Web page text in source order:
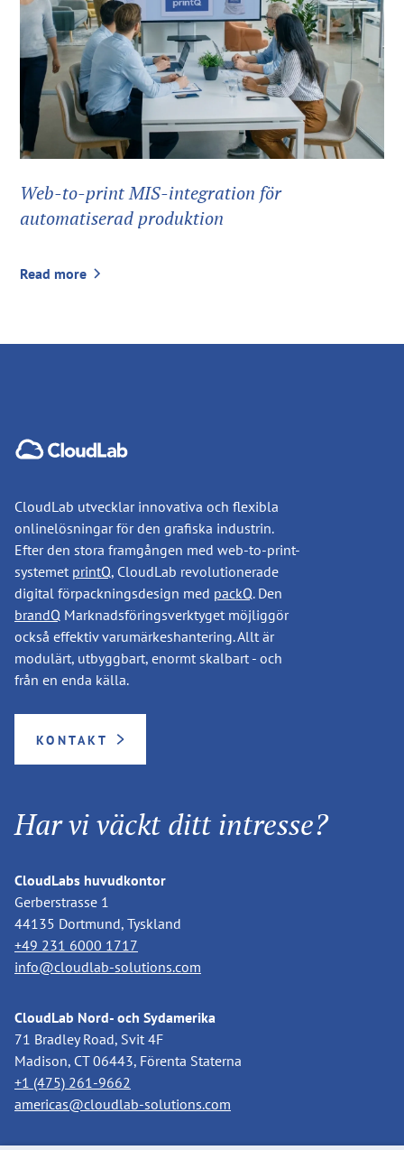
Web-to-print MIS-integration för
automatiserad produktion
Read more
CloudLab utvecklar innovativa och flexibla
onlinelösningar för den grafiska industrin.
Efter den stora framgången med web-to-print-
systemet printQ, CloudLab revolutionerade
digital förpackningsdesign med packQ. Den
brandQ Marknadsföringsverktyget möjliggör
också effektiv varumärkeshantering. Allt är
modulärt, utbyggbart, enormt skalbart - och
från en enda källa.
KONTAKT
Har vi väckt ditt intresse?
CloudLabs huvudkontor
Gerberstrasse 1
44135 Dortmund, Tyskland
+49 231 6000 1717
info@cloudlab-solutions.com
CloudLab Nord- och Sydamerika
71 Bradley Road, Svit 4F
Madison, CT 06443, Förenta Staterna
+1 (475) 261-9662
americas@cloudlab-solutions.com